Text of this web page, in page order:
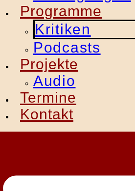
Programme
Kritiken
Podcasts
Projekte
Audio
Termine
Kontakt